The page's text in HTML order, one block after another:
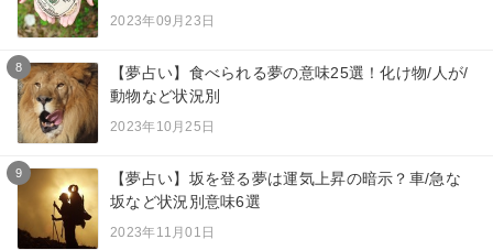
2023年09月23日
8
【夢占い】食べられる夢の意味25選！化け物/人が/
動物など状況別
2023年10月25日
9
【夢占い】坂を登る夢は運気上昇の暗示？車/急な
坂など状況別意味6選
2023年11月01日